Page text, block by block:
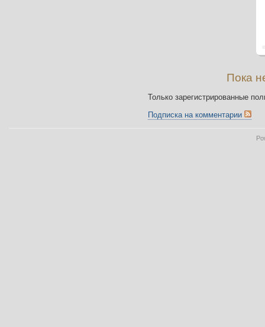
Пока
Только зарегистрированные
Подписка на комментарии